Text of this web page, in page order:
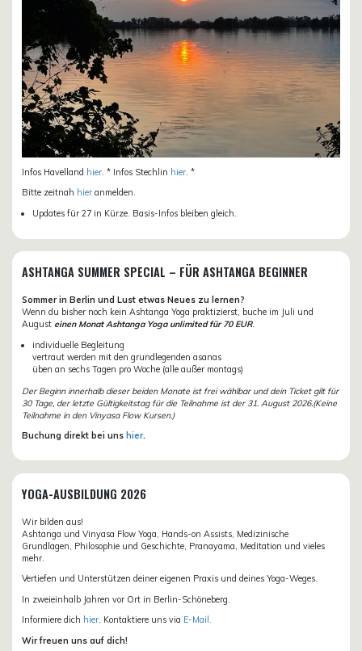
Infos Havelland hier . * Infos Stechlin hier . *
Bitte zeitnah hier anmelden.
Updates für 27 in Kürze. Basis-Infos bleiben gleich.
ASHTANGA SUMMER SPECIAL – FÜR ASHTANGA BEGINNER
Sommer in Berlin und Lust etwas Neues zu lernen?
Wenn du bisher noch kein Ashtanga Yoga praktizierst, buche im Juli und
August einen Monat Ashtanga Yoga unlimited für 70 EUR.
individuelle Begleitung
vertraut werden mit den grundlegenden asanas
üben an sechs Tagen pro Woche (alle außer montags)
Der Beginn innerhalb dieser beiden Monate ist frei wählbar und dein Ticket gilt für
30 Tage, der letzte Gültigkeitstag für die Teilnahme ist der 31. August 2026.(Keine
Teilnahme in den Vinyasa Flow Kursen.)
Buchung direkt bei uns hier.
YOGA-AUSBILDUNG 2026
Wir bilden aus!
Ashtanga und Vinyasa Flow Yoga, Hands-on Assists, Medizinische
Grundlagen, Philosophie und Geschichte, Pranayama, Meditation und vieles
mehr.
Vertiefen und Unterstützen deiner eigenen Praxis und deines Yoga-Weges.
In zweieinhalb Jahren vor Ort in Berlin-Schöneberg.
Informiere dich hier. Kontaktiere uns via E-Mail.
Wir freuen uns auf dich!